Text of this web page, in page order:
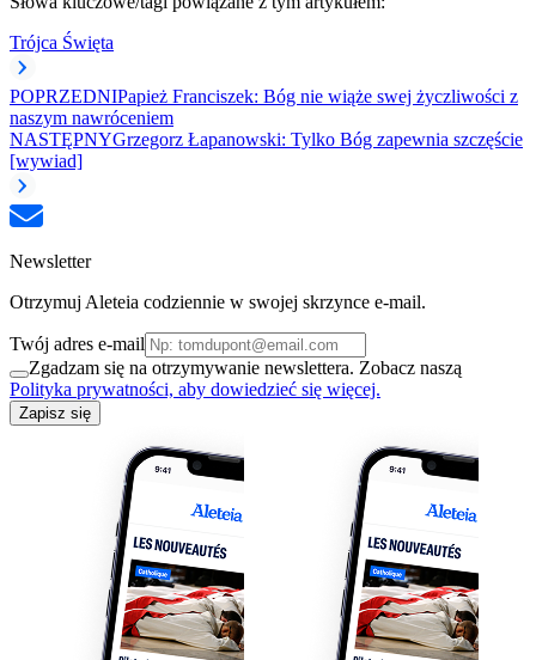
Trójca Święta
POPRZEDNIPapież Franciszek: Bóg nie wiąże swej życzliwości z
naszym nawróceniem
NASTĘPNYGrzegorz Łapanowski: Tylko Bóg zapewnia szczęście
[wywiad]
Newsletter
Otrzymuj Aleteia codziennie w swojej skrzynce e-mail.
Twój adres e-mail
Zgadzam się na otrzymywanie newslettera. Zobacz naszą
Polityka prywatności, aby dowiedzieć się więcej.
Zapisz się